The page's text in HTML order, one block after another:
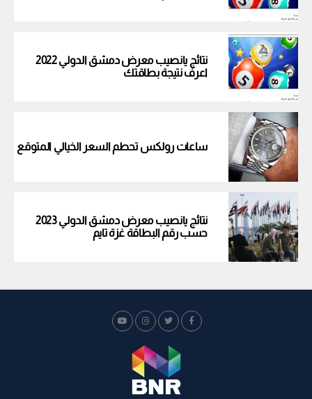
نتائج يانصيب معرض دمشق الدولي 2022
اعرف نتيجة بطاقتك
ساعات رولكس تحطم السعر الخيالي المتوقع
نتائج يانصيب معرض دمشق الدولي 2023
حسب رقم البطاقة غزة تايم